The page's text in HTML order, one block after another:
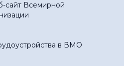
сайт Всемирной
в ВМО